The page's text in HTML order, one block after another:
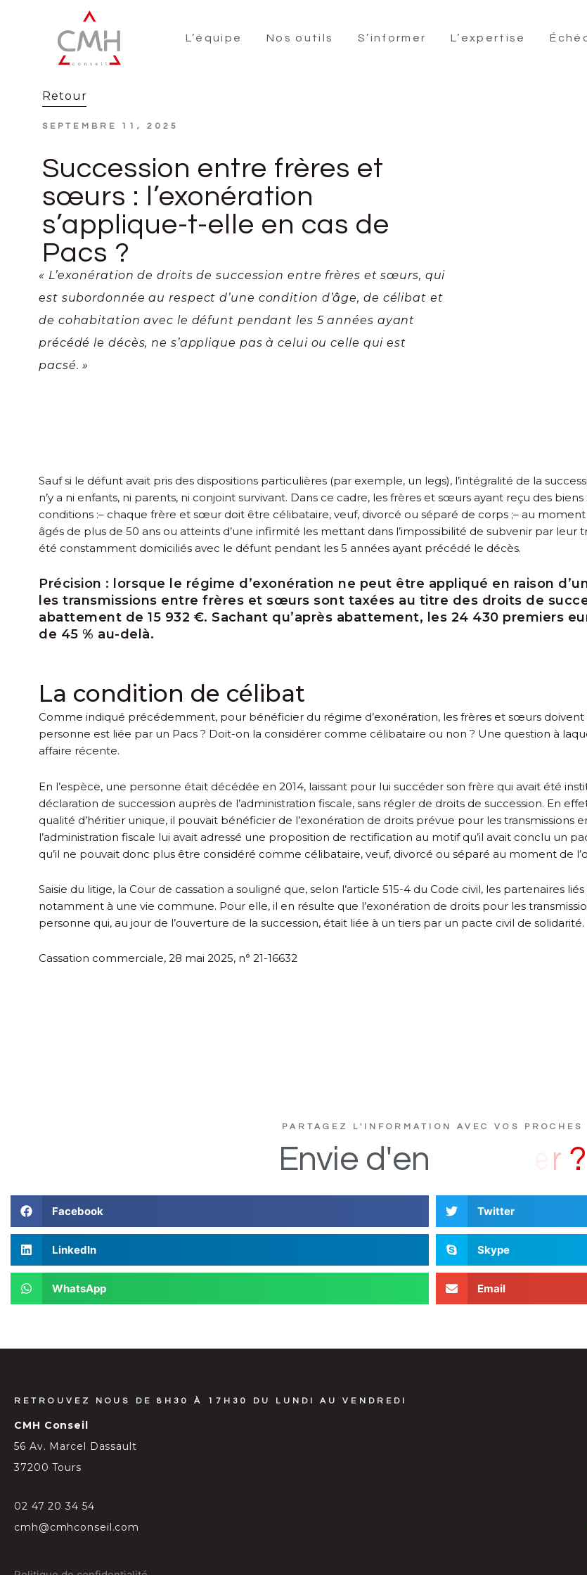
L’équipe Nos outils S’informer L’expertise
Retour
SEPTEMBRE 11, 2025
Succession entre frères et
sœurs : l’exonération
s’applique-t-elle en cas de
Pacs ?
« L’exonération de droits de succession entre frères et sœurs, qui
est subordonnée au respect d’une condition d’âge, de célibat et
de cohabitation avec le défunt pendant les 5 années ayant
précédé le décès, ne s’applique pas à celui ou celle qui est
pacsé. »
Sauf si le défunt avait pris des dispositions particulières (par exemple, un legs), l’intégralité de la
n’y a ni enfants, ni parents, ni conjoint survivant. Dans ce cadre, les frères et sœurs ayant reçu des
conditions :– chaque frère et sœur doit être célibataire, veuf, divorcé ou séparé de corps ;– au moment
âgés de plus de 50 ans ou atteints d’une infirmité les mettant dans l’impossibilité de subvenir par leur
été constamment domiciliés avec le défunt pendant les 5 années ayant précédé le décès.
Précision : lorsque le régime d’exonération ne peut être appliqué en raison
les transmissions entre frères et sœurs sont taxées au titre des droits de
abattement de 15 932 €. Sachant qu’après abattement, les 24 430 premiers
de 45 % au-delà.
La condition de célibat
Comme indiqué précédemment, pour bénéficier du régime d’exonération, les frères et sœurs doivent
personne est liée par un Pacs ? Doit-on la considérer comme célibataire ou non ? Une question à
affaire récente.
En l’espèce, une personne était décédée en 2014, laissant pour lui succéder son frère qui avait été
déclaration de succession auprès de l’administration fiscale, sans régler de droits de succession. En
qualité d’héritier unique, il pouvait bénéficier de l’exonération de droits prévue pour les
l’administration fiscale lui avait adressé une proposition de rectification au motif qu’il avait conclu un
qu’il ne pouvait donc plus être considéré comme célibataire, veuf, divorcé ou séparé au moment de
Saisie du litige, la Cour de cassation a souligné que, selon l’article 515-4 du Code civil, les partenaires
notamment à une vie commune. Pour elle, il en résulte que l’exonération de droits pour les
personne qui, au jour de l’ouverture de la succession, était liée à un tiers par un pacte civil de solidarité.
Cassation commerciale, 28 mai 2025, n° 21-16632
PARTAGEZ L'INFORMATION AVEC VOS PROCHES
Envie d'en
Facebook Twitter
LinkedIn Skype
WhatsApp Email
RETROUVEZ NOUS DE 8H30 À 17H30 DU LUNDI AU VENDREDI
CMH Conseil
56 Av. Marcel Dassault
37200 Tours
02 47 20 34 54
cmh@cmhconseil.com